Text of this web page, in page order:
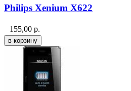
Philips Xenium X622
155,00 р.